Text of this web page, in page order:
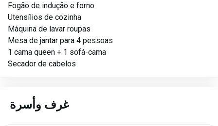
Fogão de indução e forno
Utensílios de cozinha
Máquina de lavar roupas
Mesa de jantar para 4 pessoas
1 cama queen + 1 sofá-cama
Secador de cabelos
غرف وأسرة